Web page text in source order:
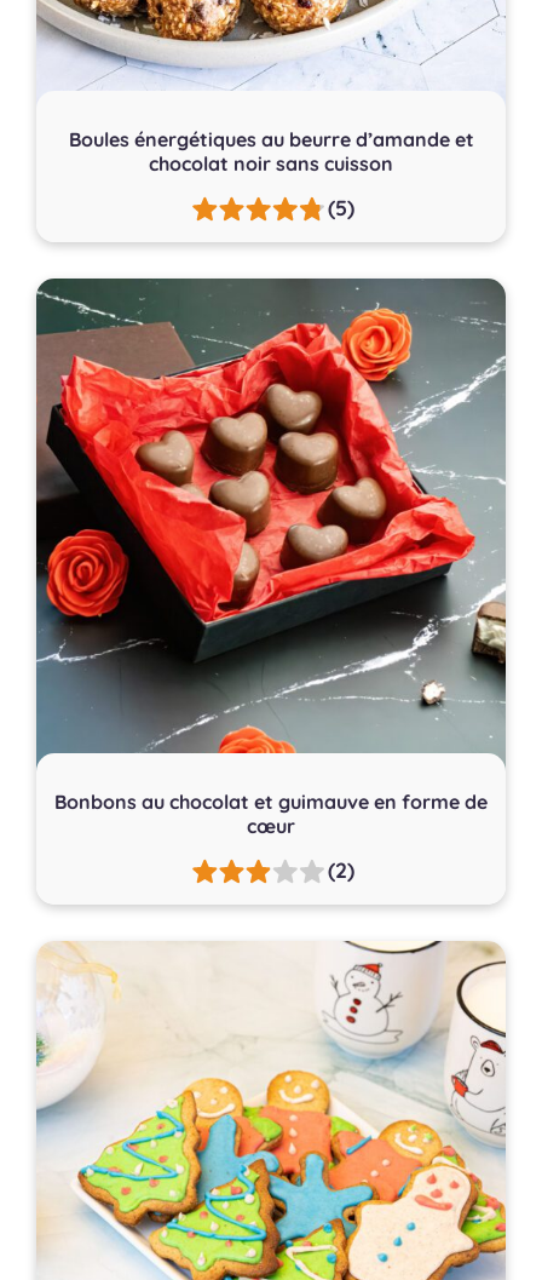
Boules énergétiques au beurre d’amande et
chocolat noir sans cuisson
(5)
Bonbons au chocolat et guimauve en forme de
cœur
(2)